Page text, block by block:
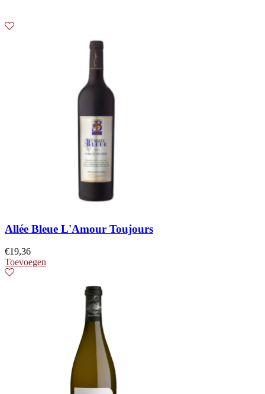
Allée Bleue L'Amour Toujours
€19,36
Toevoegen